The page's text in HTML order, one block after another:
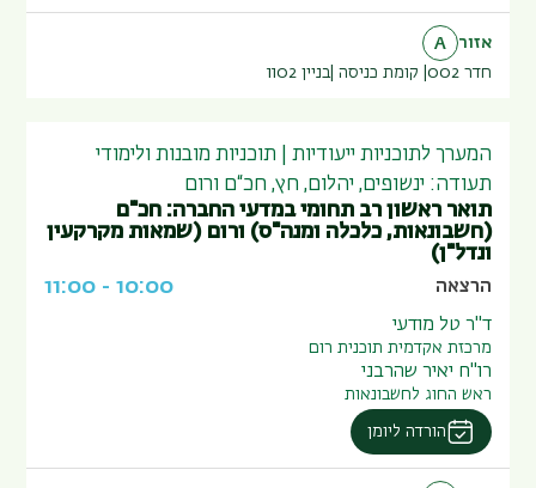
אזור
A
חדר 002
קומת כניסה בניין1102
המערך לתוכניות ייעודיות | תוכניות מובנות ולימודי
תעודה: ינשופים, יהלום, חץ, חכ“ם ורום
תואר ראשון רב תחומי במדעי החברה: חכ"ם
(חשבונאות, כלכלה ומנה"ס) ורום (שמאות מקרקעין
ונדל"ן)
הרצאה 10:00
-
11:00
ד"ר טל מודעי
מרכזת אקדמית תוכנית רום
רו"ח יאיר שהרבני
ראש החוג לחשבונאות
הורדה ליומן